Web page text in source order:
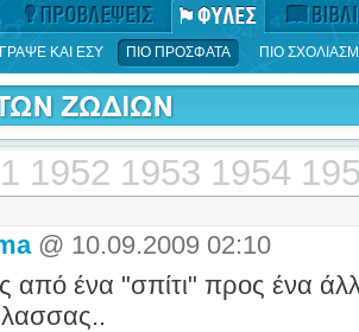
ΓΡΑΨΕ ΚΑΙ ΕΣΥ ΠΙΟ ΠΡΟΣΦΑΤΑ ΠΙΟ
1952 1953 1954
@ 10.09.2009 02:10
από ένα "σπίτι" προς ένα